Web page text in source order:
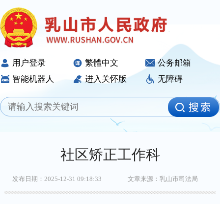
用户登录 繁體中文
公务邮箱
智能机器人
进入关怀版 无障碍
社区矫正工作科
发布日期：2025-12-31 09:18:33 文章来源：乳山市司法局